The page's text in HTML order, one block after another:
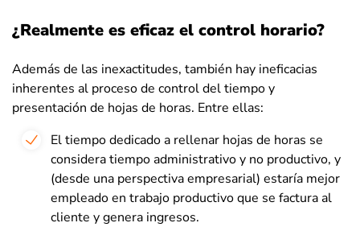
¿Realmente es eficaz el control horario?
Además de las inexactitudes, también hay ineficacias
inherentes al proceso de control del tiempo y
presentación de hojas de horas. Entre ellas:
El tiempo dedicado a rellenar hojas de horas se
considera tiempo administrativo y no productivo, y
(desde una perspectiva empresarial) estaría mejor
empleado en trabajo productivo que se factura al
cliente y genera ingresos.